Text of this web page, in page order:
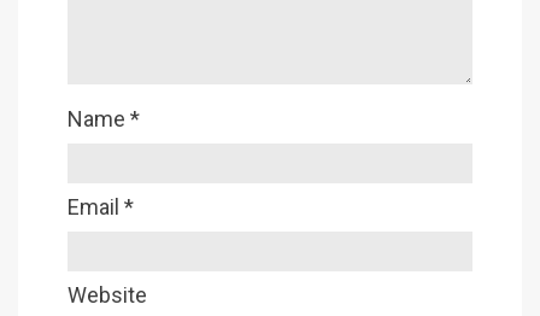
Name *
Email *
Website